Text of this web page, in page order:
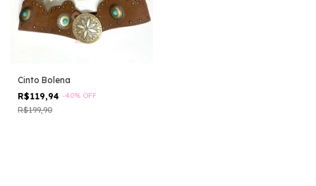
Cinto Bolena
R$119,94 -40% OFF
R$199,90